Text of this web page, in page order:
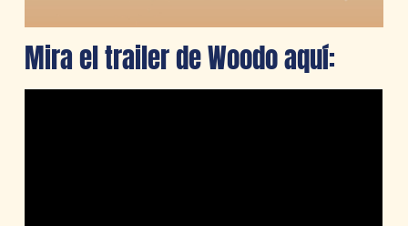
Mira el trailer de Woodo aquí: